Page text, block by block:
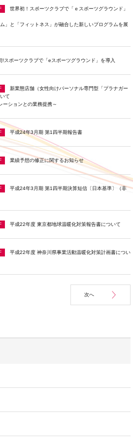
世界初！スポーツクラブで「ｅスポーツグラウンド」
」と「フィットネス」が融合した新しいプログラムを展
!スポーツクラブで「eスポーツグラウンド」を導入
新業態店舗（女性向けパーソナル専門型「プラナガー
て
ーションとの業務提携～
平成24年3月期 第1四半期報告書
業績予想の修正に関するお知らせ
平成24年3月期 第1四半期決算短信〔日本基準〕（非
平成22年度 東京都地球温暖化対策報告書について
平成22年度 神奈川県事業活動温暖化対策計画書につい
次へ